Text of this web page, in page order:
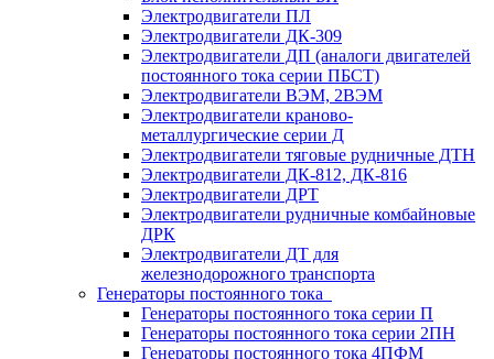
Электродвигатели ПЛ
Электродвигатели ДК-309
Электродвигатели ДП (аналоги двигателей
постоянного тока серии ПБСТ)
Электродвигатели ВЭМ, 2ВЭМ
Электродвигатели краново-
металлургические серии Д
Электродвигатели тяговые рудничные ДТН
Электродвигатели ДК-812, ДК-816
Электродвигатели ДРТ
Электродвигатели рудничные комбайновые
ДРК
Электродвигатели ДТ для
железнодорожного транспорта
Генераторы постоянного тока
Генераторы постоянного тока серии П
Генераторы постоянного тока серии 2ПН
Генераторы постоянного тока 4ПФМ